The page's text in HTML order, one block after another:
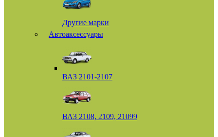
Другие марки
Автоаксессуары
ВАЗ 2101-2107
ВАЗ 2108, 2109, 21099